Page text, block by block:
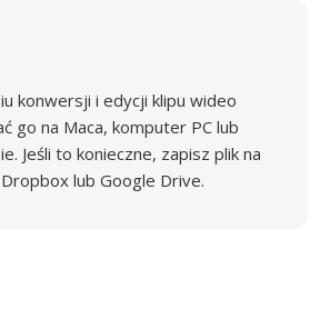
konwersji i edycji klipu wideo
go na Maca, komputer PC lub
Jeśli to konieczne, zapisz plik na
lub Google Drive.